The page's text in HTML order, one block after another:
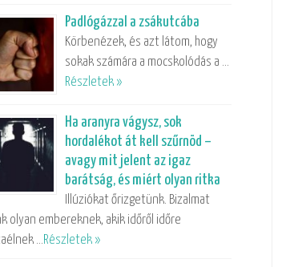
Padlógázzal a zsákutcába
Körbenézek, és azt látom, hogy
sokak számára a mocskolódás a …
Részletek »
Ha aranyra vágysz, sok
hordalékot át kell szűrnöd –
avagy mit jelent az igaz
barátság, és miért olyan ritka
Illúziókat őrizgetünk. Bizalmat
olyan embereknek, akik időről időre
…Részletek »